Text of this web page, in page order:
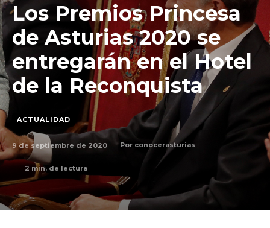
Los Premios Princesa
de Asturias 2020 se
entregarán en el Hotel
de la Reconquista
ACTUALIDAD
9 de septiembre de 2020 Por conocerasturias
2 min. de lectura